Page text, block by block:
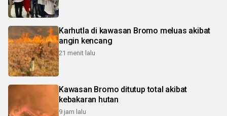
Karhutla di kawasan Bromo meluas akibat
angin kencang
21 menit lalu
Kawasan Bromo ditutup total akibat
kebakaran hutan
9 jam lalu